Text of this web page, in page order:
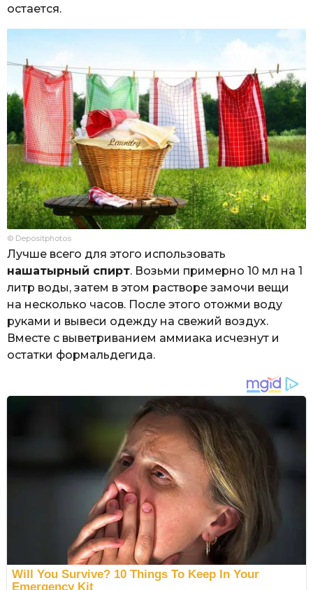
остается.
© Depositphotos
Лучше всего для этого использовать
нашатырный спирт. Возьми примерно 10 мл на 1
литр воды, затем в этом растворе замочи вещи
на несколько часов. После этого отожми воду
руками и вывеси одежду на свежий воздух.
Вместе с выветриванием аммиака исчезнут и
остатки формальдегида.